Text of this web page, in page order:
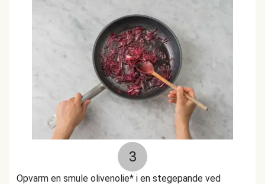
3
Opvarm en smule olivenolie* i en stegepande ved